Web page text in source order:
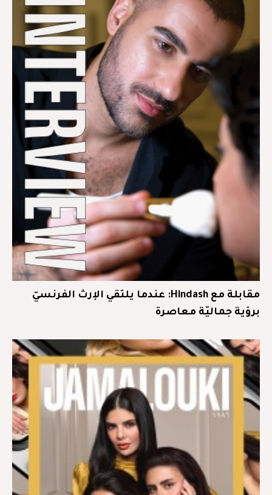
مقابلة مع Hindash: عندما يلتقي الإرث الفرنسيّ
برؤية جماليّة معاصرة